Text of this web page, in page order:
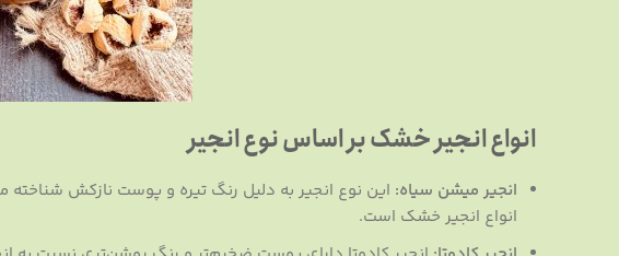
انواع انجیر خشک بر اساس نوع انجیر
انجیر میشن سیاه: این نوع انجیر به دلیل رنگ تیره و پوست نازکش
انواع انجیر خشک است.